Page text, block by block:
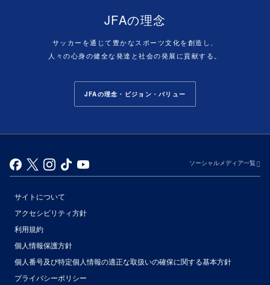
JFAの理念
サッカーを通じて豊かなスポーツ文化を創造し、
人々の心身の健全な発達と社会の発展に貢献する。
JFAの理念・ビジョン・バリュー
ソーシャルメディア一覧
サイトについて
アクセシビリティ方針
利用規約
個人情報保護方針
個人番号及び特定個人情報の適正な取扱いの確保に関する基本方針
プライバシーポリシー